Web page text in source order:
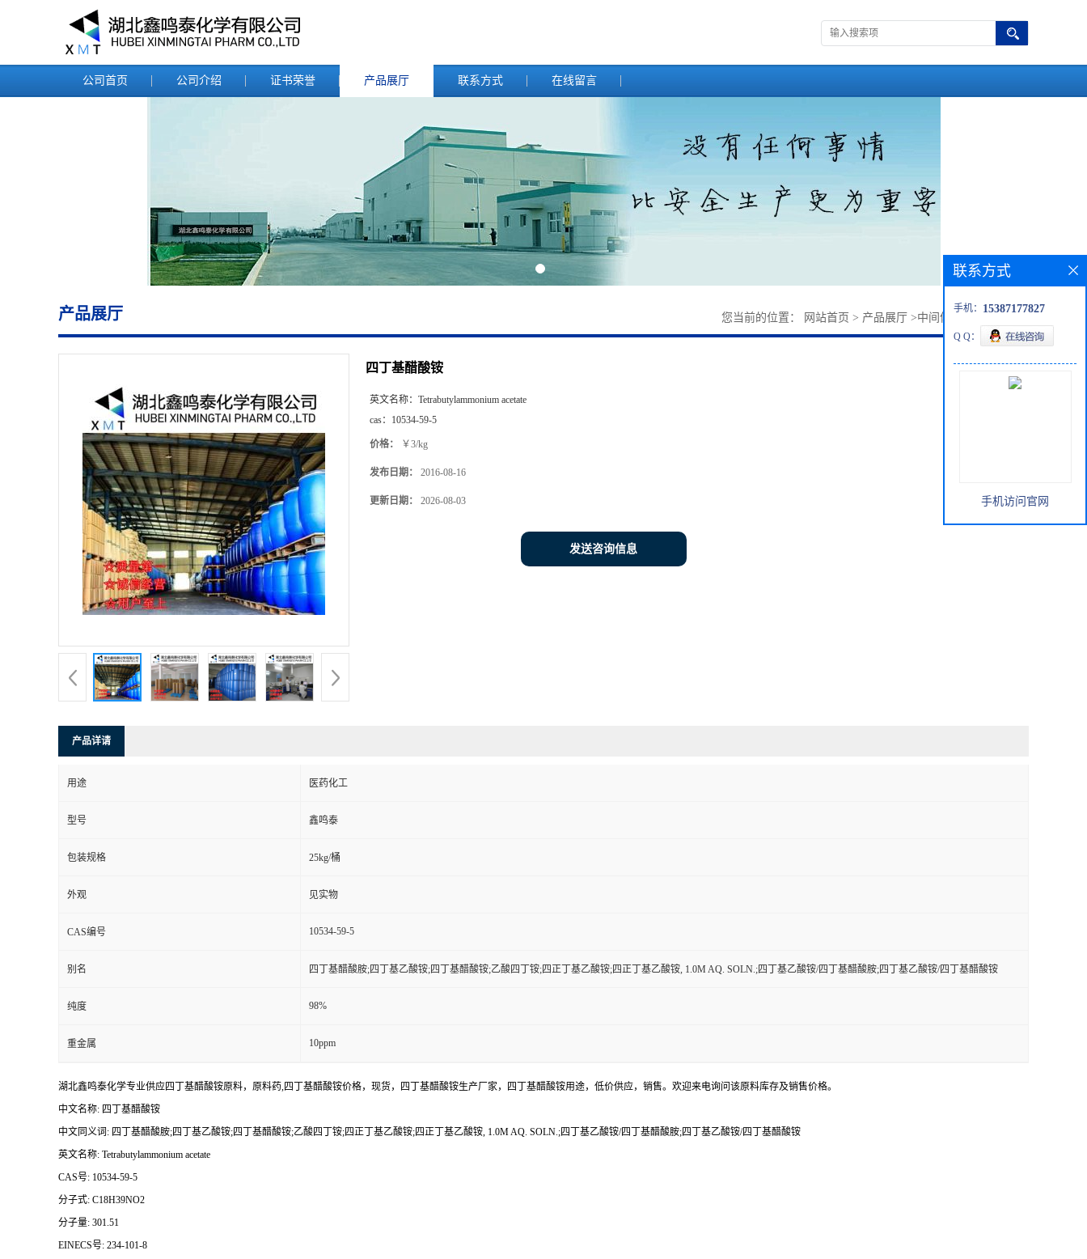
公司首页 公司介绍 证书荣誉 产品展厅 联系方式 在线留言
产品展厅 您当前的位置： 网站首页 > 产品展厅 >中间体
四丁基醋酸铵
英文名称： Tetrabutylammonium acetate
cas： 10534-59-5
价格： ￥3/kg
发布日期： 2016-08-16
更新日期： 2026-08-03
发送咨询信息
产品详请
用途 医药化工
型号 鑫鸣泰
包装规格 25kg/桶
外观 见实物
CAS编号 10534-59-5
别名 四丁基醋酸胺;四丁基乙酸铵;四丁基醋酸铵;乙酸四丁铵;四正丁基乙酸铵;四正丁基乙酸铵, 1.0M AQ. SOLN.;四丁基乙酸铵/四丁基醋酸胺;四丁基乙酸铵/四丁基醋酸铵
纯度 98%
重金属 10ppm
湖北鑫鸣泰化学专业供应四丁基醋酸铵原料，原料药,四丁基醋酸铵价格，现货，四丁基醋酸铵生产厂家，四丁基醋酸铵用途，低价供应，销售。欢迎来电询问该原料库存及销售价格。
中文名称: 四丁基醋酸铵
中文同义词: 四丁基醋酸胺;四丁基乙酸铵;四丁基醋酸铵;乙酸四丁铵;四正丁基乙酸铵;四正丁基乙酸铵, 1.0M AQ. SOLN.;四丁基乙酸铵/四丁基醋酸胺;四丁基乙酸铵/四丁基醋酸铵
英文名称: Tetrabutylammonium acetate
CAS号: 10534-59-5
分子式: C18H39NO2
分子量: 301.51
EINECS号: 234-101-8
联系方式
手机： 15387177827
Q Q：
手机访问官网